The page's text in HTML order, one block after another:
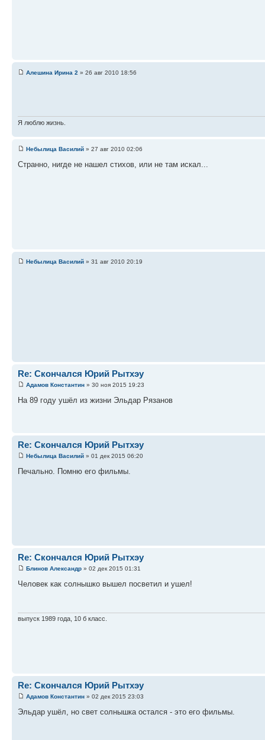
Алешина Ирина 2 » 26 авг 2010 18:56
Я люблю жизнь.
Небылица Василий » 27 авг 2010 02:06
Странно, нигде не нашел стихов, или не там искал...
Небылица Василий » 31 авг 2010 20:19
Re: Скончался Юрий Рытхэу
Адамов Константин » 30 ноя 2015 19:23
На 89 году ушёл из жизни Эльдар Рязанов
Re: Скончался Юрий Рытхэу
Небылица Василий » 01 дек 2015 06:20
Печально. Помню его фильмы.
Re: Скончался Юрий Рытхэу
Блинов Александр » 02 дек 2015 01:31
Человек как солнышко вышел посветил и ушел!
выпуск 1989 года, 10 б класс.
Re: Скончался Юрий Рытхэу
Адамов Константин » 02 дек 2015 23:03
Эльдар ушёл, но свет солнышка остался - это его фильмы.